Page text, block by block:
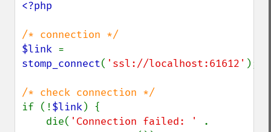
<?php
$link
stomp_connect( 'ssl://localhost:61612' );
if (!$link) {
    die(
'Connection failed: '